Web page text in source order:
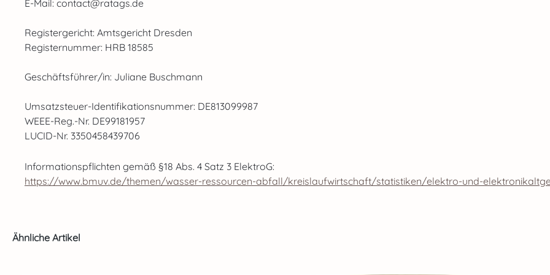
E-Mail: contact@ratags.de
Registergericht: Amtsgericht Dresden
Registernummer: HRB 18585
Geschäftsführer/in: Juliane Buschmann
Umsatzsteuer-Identifikationsnummer: DE813099987
WEEE-Reg.-Nr. DE99181957
LUCID-Nr. 3350458439706
Informationspflichten gemäß §18 Abs. 4 Satz 3 ElektroG:
https://www.bmuv.de/themen/wasser-ressourcen-abfall/kreislaufwirtschaft/statistiken/elektro-und-
Produktgalerie überspringen
Ähnliche Artikel